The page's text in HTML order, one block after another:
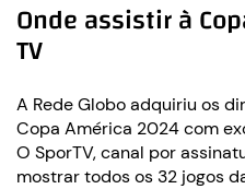
Onde assistir à
TV
A Rede Globo adquiriu os
Copa América 2024 com
O SporTV, canal por
mostrar todos os 32 jogos